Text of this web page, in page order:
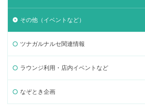
その他（イベントなど）
ツナガルナルセ関連情報
ラウンジ利用・店内イベントなど
なぞとき企画